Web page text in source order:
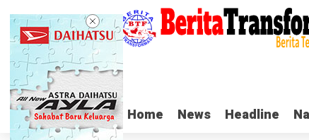
Home News Headline
Home News Headline